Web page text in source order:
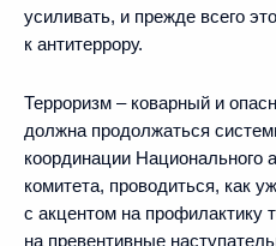
усиливать, и прежде всего
к антитеррору.
Терроризм – коварный и
должна продолжаться
координации Национального
комитета, проводиться, как
с акцентом на профилактику
на превентивные